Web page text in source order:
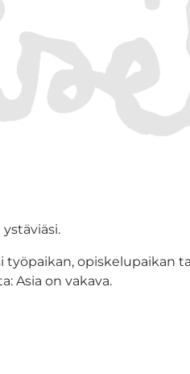
opiskelupaikan
Asia on vakava.